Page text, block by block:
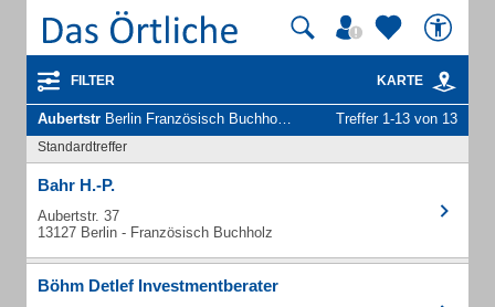
FILTER KARTE
Aubertstr Berlin Französisch Buchholz - Unternehmen und Personen Treffer 1-13 von 13
Standardtreffer
Bahr H.-P.
Aubertstr. 37
13127 Berlin - Französisch Buchholz
Böhm Detlef Investmentberater